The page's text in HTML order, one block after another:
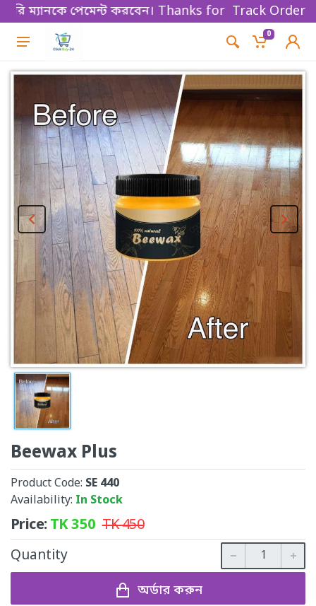
পেমেন্ট করবেন। Thanks for shopping!Track Order
0
Beewax Plus
Product Code: SE 440
Availability: In Stock
Price:TK350 TK450
Quantity
অর্ডার করুন